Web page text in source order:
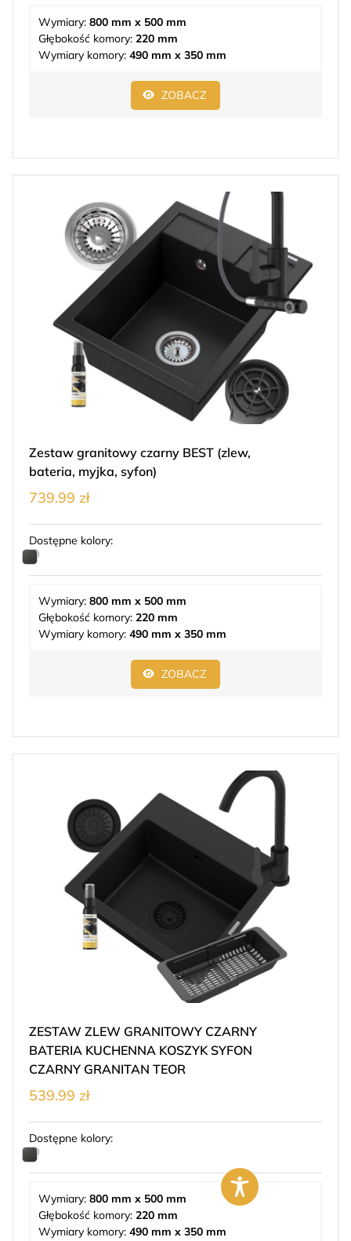
Wymiary: 800 mm x 500 mm
Głębokość komory: 220 mm
Wymiary komory: 490 mm x 350 mm
ZOBACZ
Zestaw granitowy czarny BEST (zlew,
bateria, myjka, syfon)
739.99 zł
Dostępne kolory:
Wymiary: 800 mm x 500 mm
Głębokość komory: 220 mm
Wymiary komory: 490 mm x 350 mm
ZOBACZ
ZESTAW ZLEW GRANITOWY CZARNY
BATERIA KUCHENNA KOSZYK SYFON
CZARNY GRANITAN TEOR
539.99 zł
Dostępne kolory:
Wymiary: 800 mm x 500 mm
Głębokość komory: 220 mm
Wymiary komory: 490 mm x 350 mm